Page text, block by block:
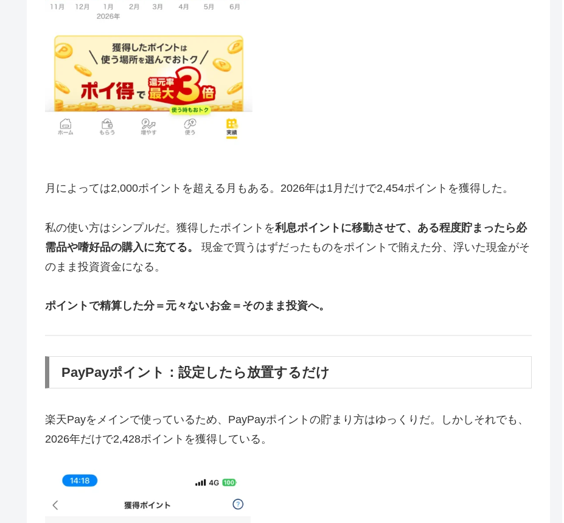
月によっては2,000ポイントを超える月もある。2026年は1月だけで2,454ポイントを獲得した。
私の使い方はシンプルだ。獲得したポイントを利息ポイントに移動させて、ある程度貯まったら必
需品や嗜好品の購入に充てる。
現金で買うはずだったものをポイントで賄えた分、浮いた現金がそ
のまま投資資金になる。
ポイントで精算した分＝元々ないお金＝そのまま投資へ。
PayPayポイント：設定したら放置するだけ
楽天Payをメインで使っているため、PayPayポイントの貯まり方はゆっくりだ。しかしそれでも、
2026年だけで2,428ポイントを獲得している。